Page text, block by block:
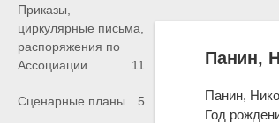
Приказы,
циркулярные письма,
распоряжения по
Ассоциации
11
Сценарные планы 5
Панин,
Панин,
Год